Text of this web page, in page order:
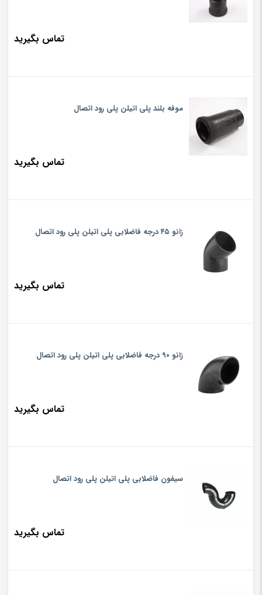
تماس بگیرید
موفه بلند پلی اتیلن پلی رود اتصال
تماس بگیرید
زانو ۴۵ درجه فاضلابی پلی اتیلن پلی رود اتصال
تماس بگیرید
زانو ۹۰ درجه فاضلابی پلی اتیلن پلی رود اتصال
تماس بگیرید
سیفون فاضلابی پلی اتیلن پلی رود اتصال
تماس بگیرید